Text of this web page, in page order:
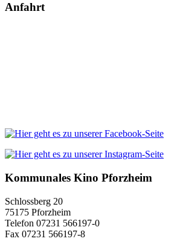
Anfahrt
Kommunales Kino Pforzheim
Schlossberg 20
75175 Pforzheim
Telefon 07231 566197-0
Fax 07231 566197-8